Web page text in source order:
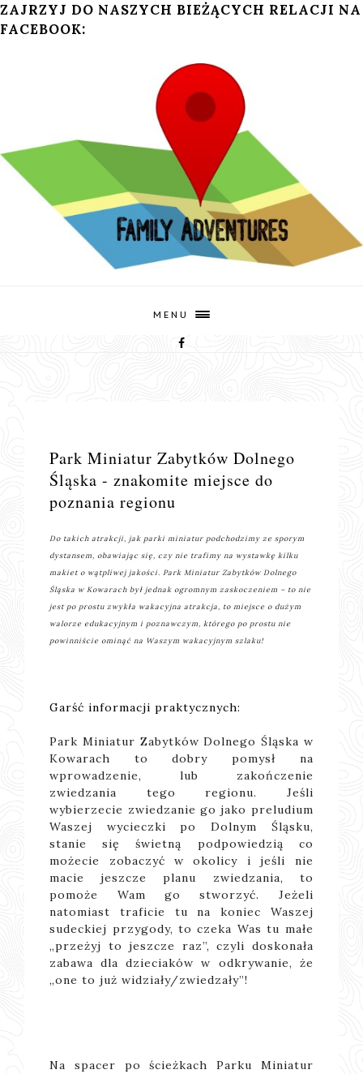
ZAJRZYJ DO NASZYCH BIEŻĄCYCH RELACJI NA
FACEBOOK:
MENU
Park Miniatur Zabytków Dolnego
Śląska - znakomite miejsce do
poznania regionu
Do takich atrakcji, jak parki miniatur podchodzimy ze sporym
dystansem, obawiając się, czy nie trafimy na wystawkę kilku
makiet o wątpliwej jakości. Park Miniatur Zabytków Dolnego
Śląska w Kowarach był jednak ogromnym zaskoczeniem – to nie
jest po prostu zwykła wakacyjna atrakcja, to miejsce o dużym
walorze edukacyjnym i poznawczym, którego po prostu nie
powinniście ominąć na Waszym wakacyjnym szlaku!
Garść informacji praktycznych:
Park Miniatur Zabytków Dolnego Śląska w
Kowarach to dobry pomysł na
wprowadzenie, lub zakończenie
zwiedzania tego regionu. Jeśli
wybierzecie zwiedzanie go jako preludium
Waszej wycieczki po Dolnym Śląsku,
stanie się świetną podpowiedzią co
możecie zobaczyć w okolicy i jeśli nie
macie jeszcze planu zwiedzania, to
pomoże Wam go stworzyć. Jeżeli
natomiast traficie tu na koniec Waszej
sudeckiej przygody, to czeka Was tu małe
„przeżyj to jeszcze raz”, czyli doskonała
zabawa dla dzieciaków w odkrywanie, że
„one to już widziały/zwiedzały”!
Na spacer po ścieżkach Parku Miniatur